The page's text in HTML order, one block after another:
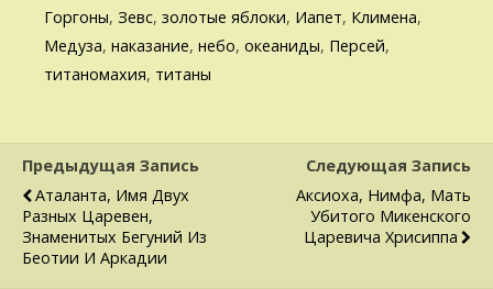
Горгоны, Зевс, золотые яблоки, Иапет, Климена,
Медуза, наказание, небо, океаниды, Персей,
титаномахия, титаны
Предыдущая Запись
Аталанта, Имя Двух
Разных Царевен,
Знаменитых Бегуний Из
Беотии И Аркадии
Следующая Запись
Аксиоха, Нимфа, Мать
Убитого Микенского
Царевича Хрисиппа